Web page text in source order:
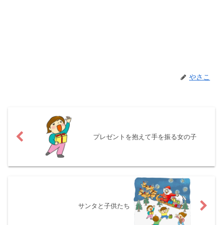
やさこ
プレゼントを抱えて手を振る女の子
サンタと子供たち